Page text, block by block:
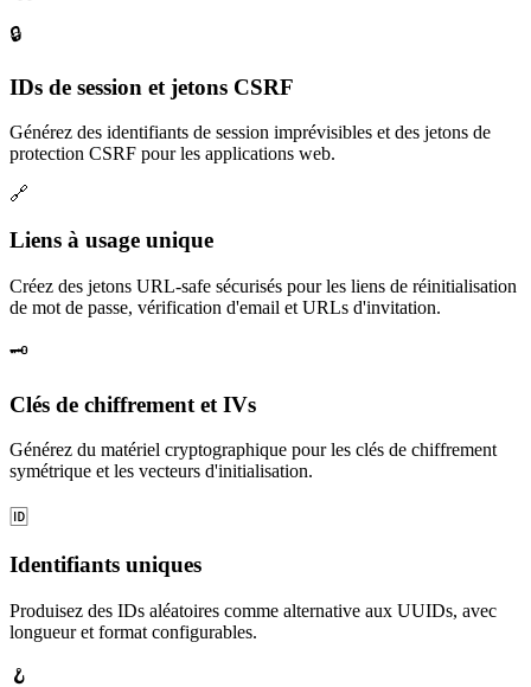
🔒
IDs de session et jetons CSRF
Générez des identifiants de session imprévisibles et des jetons de
protection CSRF pour les applications web.
🔗
Liens à usage unique
Créez des jetons URL-safe sécurisés pour les liens de réinitialisation
de mot de passe, vérification d'email et URLs d'invitation.
🗝️
Clés de chiffrement et IVs
Générez du matériel cryptographique pour les clés de chiffrement
symétrique et les vecteurs d'initialisation.
🆔
Identifiants uniques
Produisez des IDs aléatoires comme alternative aux UUIDs, avec
longueur et format configurables.
🪝